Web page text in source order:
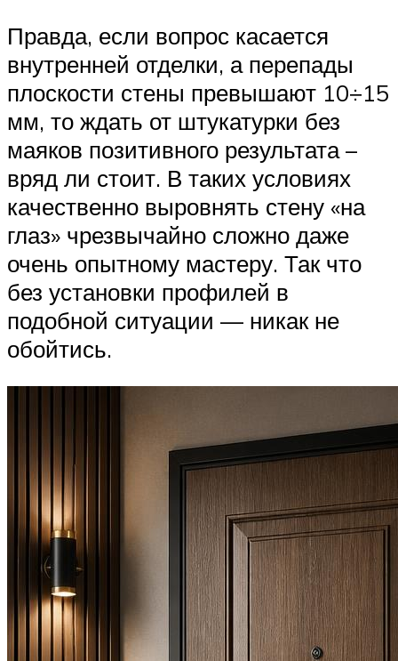
Правда, если вопрос касается
внутренней отделки, а перепады
плоскости стены превышают 10÷15
мм, то ждать от штукатурки без
маяков позитивного результата –
вряд ли стоит. В таких условиях
качественно выровнять стену «на
глаз» чрезвычайно сложно даже
очень опытному мастеру. Так что
без установки профилей в
подобной ситуации — никак не
обойтись.